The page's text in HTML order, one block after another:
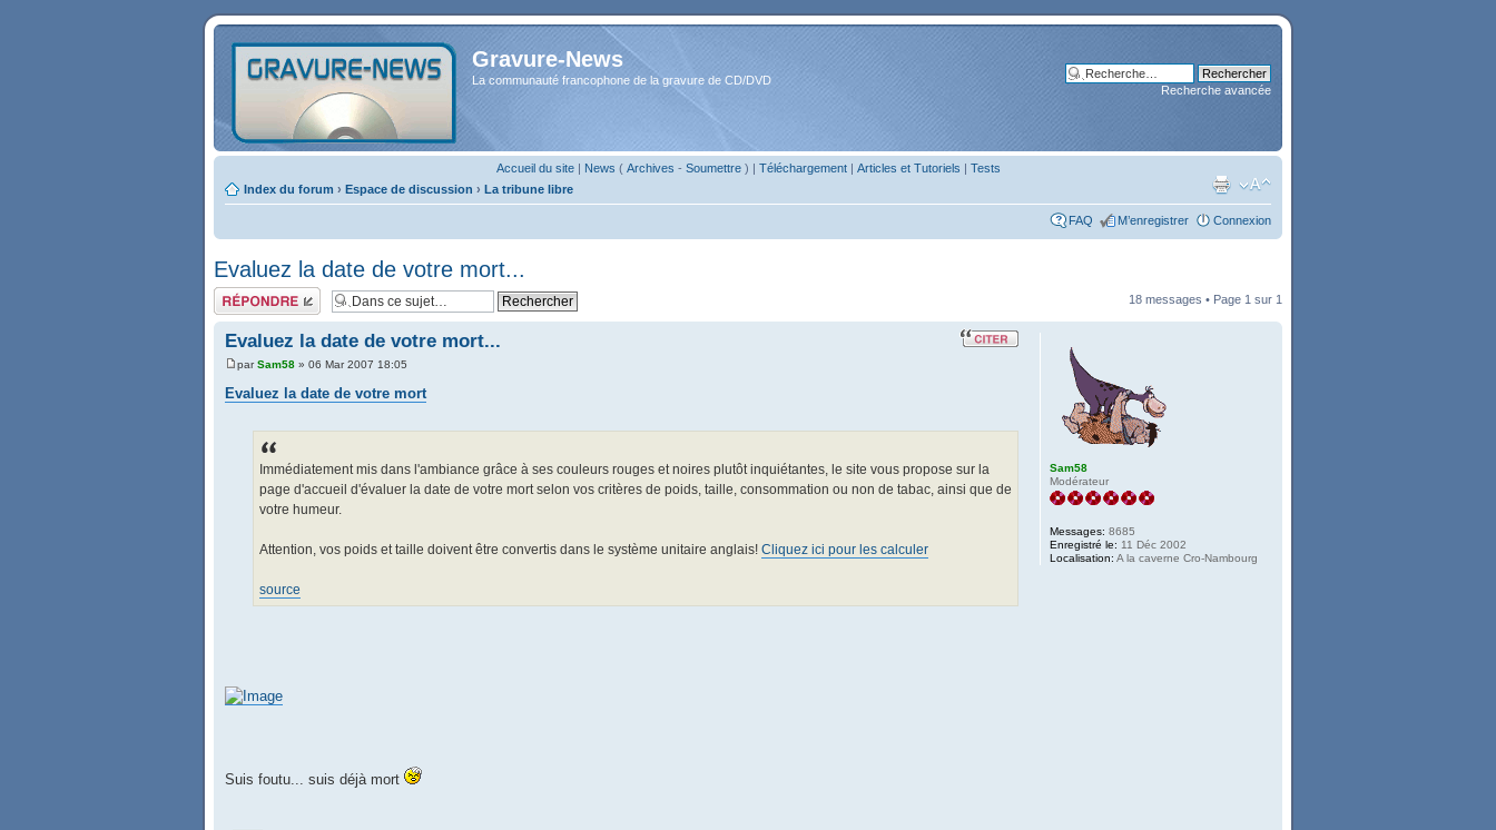
Gravure-News
La communauté francophone de la gravure de CD/DVD
Recherche avancée
Accueil du site| News ( Archives - Soumettre) | Téléchargement| Articles et Tutoriels | Tests
Index du forum › Espace de discussion › La tribune libre
FAQ M’enregistrer Connexion
Evaluez la date de votre mort...
Répondre 18 messages • Page 1 sur 1
Evaluez la date de votre mort...
parSam58 » 06 Mar 2007 18:05
Evaluez la date de votre mort
Immédiatement mis dans l'ambiance grâce à ses couleurs rouges et noires plutôt inquiétantes, le site vous propose sur la
page d'accueil d'évaluer la date de votre mort selon vos critères de poids, taille, consommation ou non de tabac, ainsi que de
votre humeur.
Attention, vos poids et taille doivent être convertis dans le système unitaire anglais! Cliquez ici pour les calculer
source
Suis foutu... suis déjà mort
Sam58
Modérateur
Messages: 8685
Enregistré le: 11 Déc 2002
Localisation: A la caverne Cro-Nambourg